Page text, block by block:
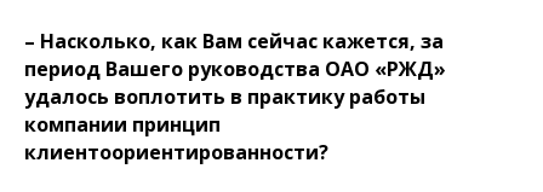
– Насколько, как Вам сейчас кажется, за
период Вашего руководства ОАО «РЖД»
удалось воплотить в практику работы
компании принцип
клиентоориентированности?